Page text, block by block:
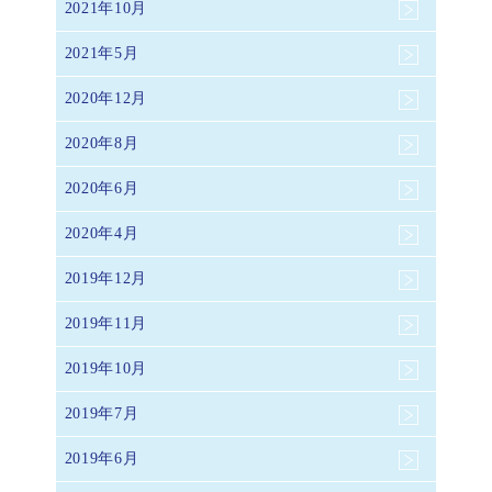
2021年10月
2021年5月
2020年12月
2020年8月
2020年6月
2020年4月
2019年12月
2019年11月
2019年10月
2019年7月
2019年6月